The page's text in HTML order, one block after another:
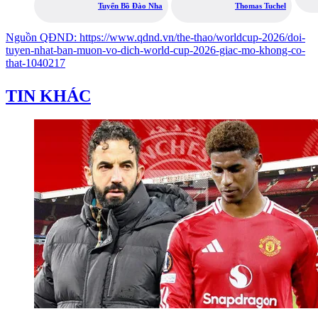
Tuyển Bồ Đào Nha Thomas Tuchel
Nguồn QĐND: https://www.qdnd.vn/the-thao/worldcup-2026/doi-
tuyen-nhat-ban-muon-vo-dich-world-cup-2026-giac-mo-khong-co-
that-1040217
TIN KHÁC